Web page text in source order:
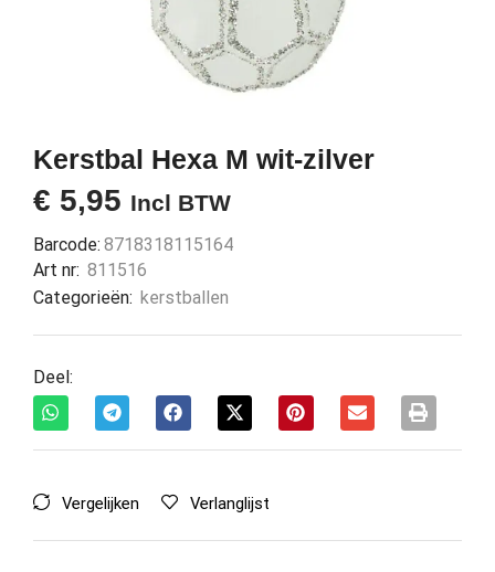
Kerstbal Hexa M wit-zilver
€ 5,95 Incl BTW
Barcode: 8718318115164
Art nr: 811516
Categorieën: kerstballen
Deel:
Vergelijken Verlanglijst